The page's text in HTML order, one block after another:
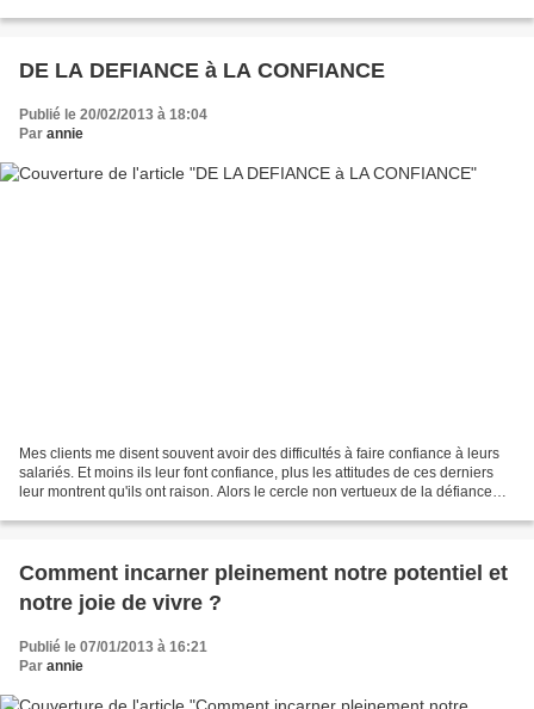
DE LA DEFIANCE à LA CONFIANCE
Publié le 20/02/2013 à 18:04
Par annie
Mes clients me disent souvent avoir des difficultés à faire confiance à leurs
salariés. Et moins ils leur font confiance, plus les attitudes de ces derniers
leur montrent qu'ils ont raison. Alors le cercle non vertueux de la défiance
Comment incarner pleinement notre potentiel et
notre joie de vivre ?
Publié le 07/01/2013 à 16:21
Par annie